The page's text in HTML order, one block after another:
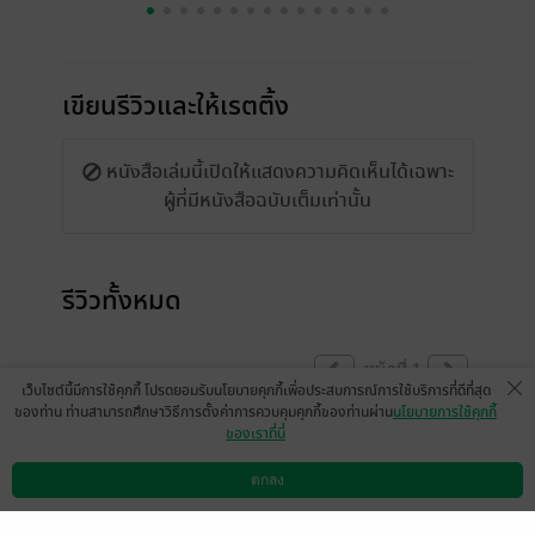
เขียนรีวิวและให้เรตติ้ง
หนังสือเล่มนี้เปิดให้แสดงความคิดเห็นได้เฉพาะ
ผู้ที่มีหนังสือฉบับเต็มเท่านั้น
รีวิวทั้งหมด
หน้าที่ 1
ดาวน์โหลดแอป วิธีการใช้งาน ติดต่อเรา
เว็บไซต์นี้มีการใช้คุกกี้ โปรดยอมรับนโยบายคุกกี้เพื่อประสบการณ์การใช้บริการที่ดีที่สุด
ของท่าน ท่านสามารถศึกษาวิธีการตั้งค่าการควบคุมคุกกี้ของท่านผ่านนโยบายการใช้คุกกี้
ของเราที่นี่
ตกลง